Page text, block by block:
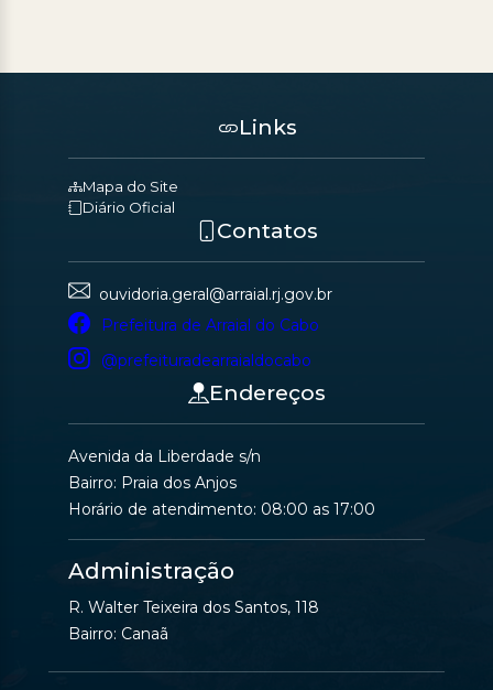
Links
Mapa do Site
Diário Oficial
Contatos
ouvidoria.geral@arraial.rj.gov.br
Prefeitura de Arraial do Cabo
@prefeituradearraialdocabo
Endereços
Avenida da Liberdade s/n
Bairro: Praia dos Anjos
Horário de atendimento: 08:00 as 17:00
Administração
R. Walter Teixeira dos Santos, 118
Bairro: Canaã